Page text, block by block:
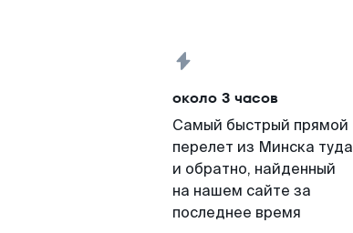
около 3 часов
Самый быстрый прямой
перелет из Минска туда
и обратно, найденный
на нашем сайте за
последнее время